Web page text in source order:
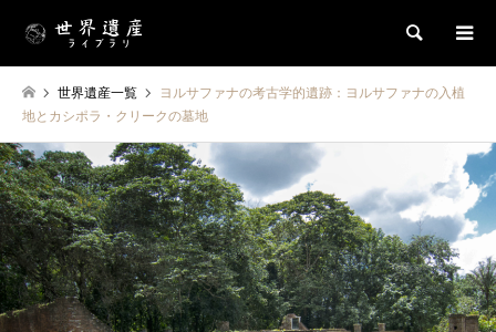
検索
世界遺産一覧
ヨルサファナの考古学的遺跡：ヨルサファナの入植
地とカシポラ・クリークの墓地